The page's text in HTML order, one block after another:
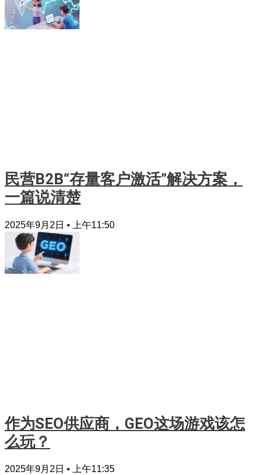
民营B2B“存量客户激活”解决方案，
一篇说清楚
2025年9月2日 上午11:50
作为SEO供应商，GEO这场游戏该怎
么玩？
2025年9月2日 上午11:35